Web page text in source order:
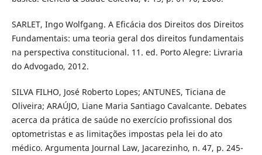
SARLET, Ingo Wolfgang. A Eficácia dos Direitos dos Direitos
Fundamentais: uma teoria geral dos direitos fundamentais
na perspectiva constitucional. 11. ed. Porto Alegre: Livraria
do Advogado, 2012.
SILVA FILHO, José Roberto Lopes; ANTUNES, Ticiana de
Oliveira; ARAÚJO, Liane Maria Santiago Cavalcante. Debates
acerca da prática de saúde no exercício profissional dos
optometristas e as limitações impostas pela lei do ato
médico. Argumenta Journal Law, Jacarezinho, n. 47, p. 245-